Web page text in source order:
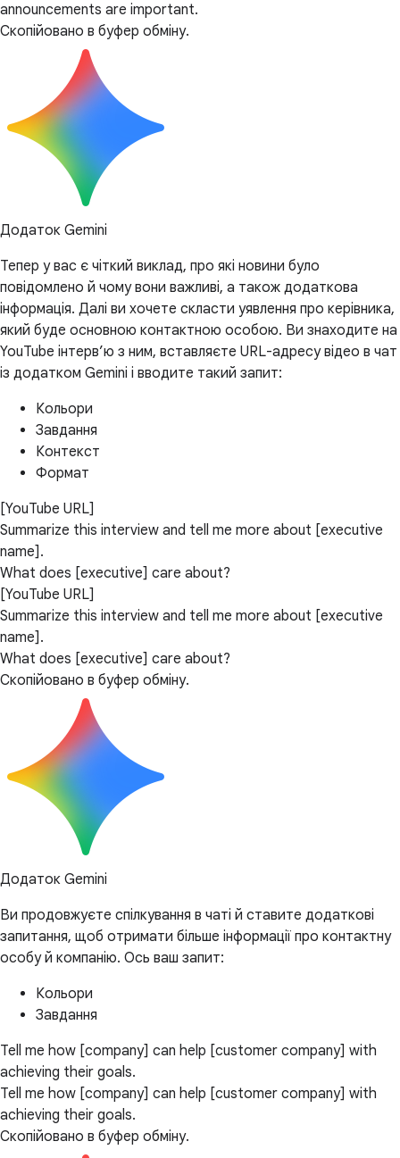
announcements are important.
Скопійовано в буфер обміну.
Додаток Gemini
Тепер у вас є чіткий виклад, про які новини було
повідомлено й чому вони важливі, а також додаткова
інформація. Далі ви хочете скласти уявлення про керівника,
який буде основною контактною особою. Ви знаходите на
YouTube інтерв’ю з ним, вставляєте URL-адресу відео в чат
із додатком Gemini і вводите такий запит:
Кольори
Завдання
Контекст
Формат
[YouTube URL]
Summarize this interview and tell me more about [executive
name].
What does [executive] care about?
[YouTube URL]
Summarize this interview and tell me more about [executive
name].
What does [executive] care about?
Скопійовано в буфер обміну.
Додаток Gemini
Ви продовжуєте спілкування в чаті й ставите додаткові
запитання, щоб отримати більше інформації про контактну
особу й компанію. Ось ваш запит:
Кольори
Завдання
Tell me how [company] can help [customer company] with
achieving their goals.
Tell me how [company] can help [customer company] with
achieving their goals.
Скопійовано в буфер обміну.